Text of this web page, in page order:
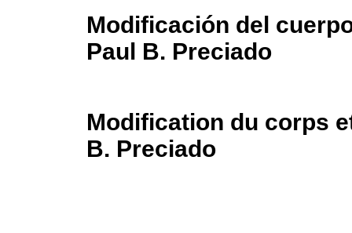
Modificación del
Paul B. Preciado
Modification du corps
B. Preciado